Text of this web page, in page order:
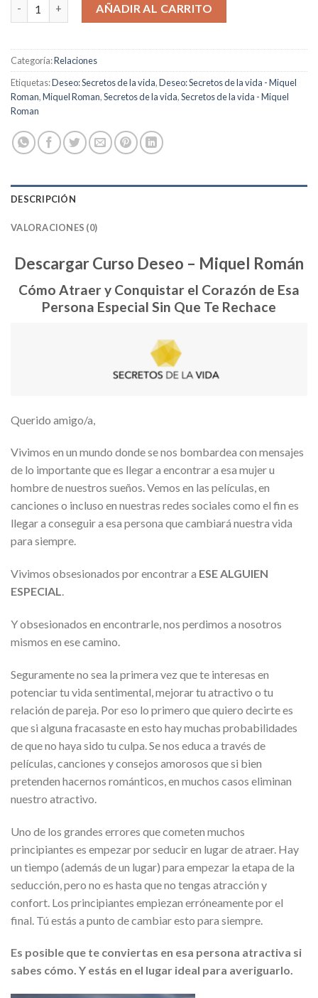
AÑADIR AL CARRITO
Categoría:Relaciones
Etiquetas:Deseo: Secretos de la vida,Deseo: Secretos de la vida - Miquel
Roman,Miquel Roman,Secretos de la vida,Secretos de la vida - Miquel
Roman
DESCRIPCIÓN
VALORACIONES (0)
Descargar Curso Deseo – Miquel Román
Cómo Atraer y Conquistar el Corazón de Esa
Persona Especial Sin Que Te Rechace
Querido amigo/a,
Vivimos en un mundo donde se nos bombardea con mensajes
de lo importante que es llegar a encontrar a esa mujer u
hombre de nuestros sueños. Vemos en las películas, en
canciones o incluso en nuestras redes sociales como el fin es
llegar a conseguir a esa persona que cambiará nuestra vida
para siempre.
Vivimos obsesionados por encontrar a ESE ALGUIEN
ESPECIAL.
Y obsesionados en encontrarle, nos perdimos a nosotros
mismos en ese camino.
Seguramente no sea la primera vez que te interesas en
potenciar tu vida sentimental, mejorar tu atractivo o tu
relación de pareja. Por eso lo primero que quiero decirte es
que si alguna fracasaste en esto hay muchas probabilidades
de que no haya sido tu culpa. Se nos educa a través de
películas, canciones y consejos amorosos que si bien
pretenden hacernos románticos, en muchos casos eliminan
nuestro atractivo.
Uno de los grandes errores que cometen muchos
principiantes es empezar por seducir en lugar de atraer. Hay
un tiempo (además de un lugar) para empezar la etapa de la
seducción, pero no es hasta que no tengas atracción y
confort. Los principiantes empiezan erróneamente por el
final. Tú estás a punto de cambiar esto para siempre.
Es posible que te conviertas en esa persona atractiva si
sabes cómo. Y estás en el lugar ideal para averiguarlo.